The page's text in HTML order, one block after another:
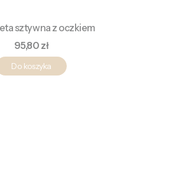
sztywna z oczkiem
Cena
95,80 zł
Do koszyka